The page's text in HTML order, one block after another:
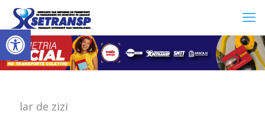
Abrir a barra de ferramentas
lar de zizi